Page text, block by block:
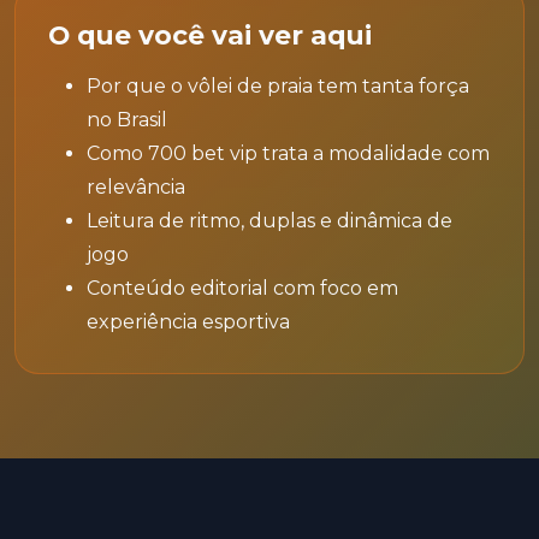
O que você vai ver aqui
Por que o vôlei de praia tem tanta força
no Brasil
Como 700 bet vip trata a modalidade com
relevância
Leitura de ritmo, duplas e dinâmica de
jogo
Conteúdo editorial com foco em
experiência esportiva